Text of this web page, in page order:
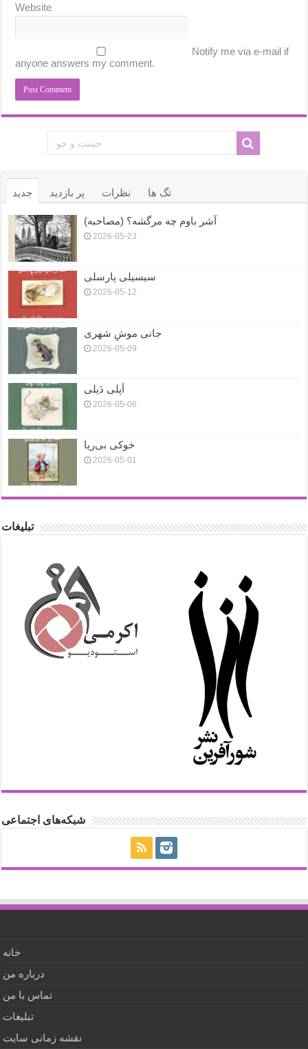
Website
Notify me via e-mail if
anyone answers my comment.
جدید پر بازدید نظرات تگ ها
آشر باوم چه مرگشه؟ (مصاحبه)
2026-05-23
سیسیلی پارسلی
2026-05-12
جانی موشِ شهری
2026-05-09
اَپلی دَپلی
2026-05-06
خوکی بی‌ریا
2026-05-01
تبلیغات
شبکه‌های اجتماعی
خانه
درباره من
تماس با من
تبلیغات
نقشه زمانی سایت